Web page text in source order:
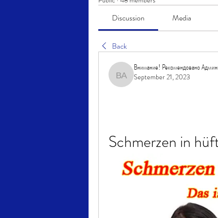
Discussion Media
Back
Внимание! Рекомендовано
Внимание! Рекомендовано
September 21, 2023
Schmerzen in